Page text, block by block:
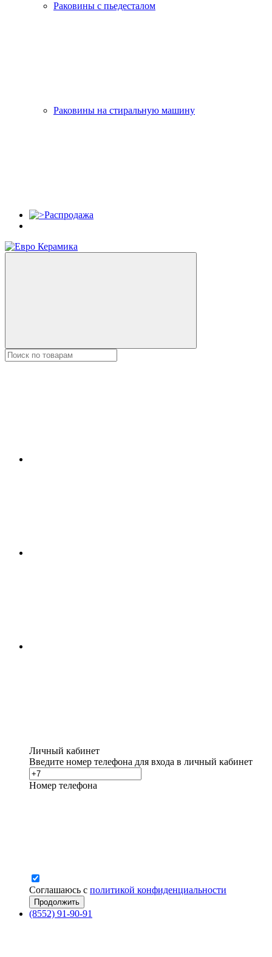
Раковины с пьедесталом
Раковины на стиральную машину
Распродажа
Личный кабинет
Введите номер телефона для входа в личный кабинет
Номер телефона
Соглашаюсь с политикой конфиденциальности
(8552) 91-90-91